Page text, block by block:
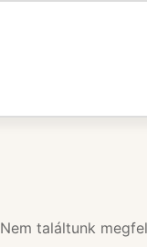
Nem találtunk